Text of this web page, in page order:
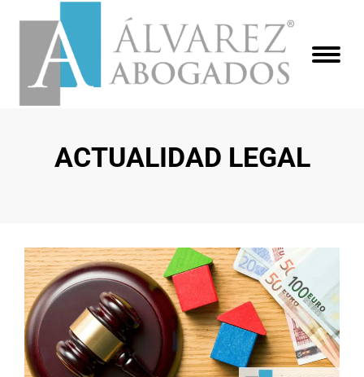
ACTUALIDAD LEGAL